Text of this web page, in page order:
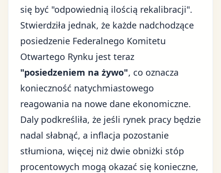
się być "odpowiednią ilością rekalibracji".
Stwierdziła jednak, że każde nadchodzące
posiedzenie Federalnego Komitetu
Otwartego Rynku jest teraz
"posiedzeniem na żywo", co oznacza
konieczność natychmiastowego
reagowania na nowe dane ekonomiczne.
Daly podkreśliła, że jeśli rynek pracy będzie
nadal słabnąć, a inflacja pozostanie
stłumiona, więcej niż dwie obniżki stóp
procentowych mogą okazać się konieczne,